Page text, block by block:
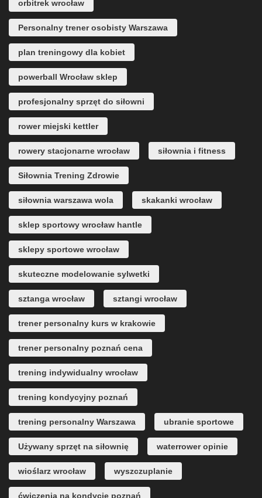
orbitrek wrocław
Personalny trener osobisty Warszawa
plan treningowy dla kobiet
powerball Wrocław sklep
profesjonalny sprzęt do siłowni
rower miejski kettler
rowery stacjonarne wrocław siłownia i fitness
Siłownia Trening Zdrowie
siłownia warszawa wola skakanki wrocław
sklep sportowy wrocław hantle
sklepy sportowe wrocław
skuteczne modelowanie sylwetki
sztanga wrocław sztangi wrocław
trener personalny kurs w krakowie
trener personalny poznań cena
trening indywidualny wrocław
trening kondycyjny poznań
trening personalny Warszawa ubranie sportowe
Używany sprzęt na siłownię waterrower opinie
wioślarz wrocław wyszczuplanie
ćwiczenia na kondycję poznań